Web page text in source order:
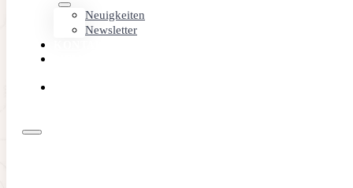
Neuigkeiten
Newsletter